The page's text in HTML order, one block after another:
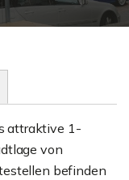
attraktive 1-
von
befinden